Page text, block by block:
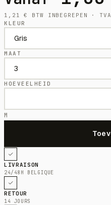
1,21€
BTW INBEGREPEN ·
KLEUR
MAAT
HOEVEELHEID
M
LIVRAISON
24/48H BELGIQUE
RETOUR
14 JOURS